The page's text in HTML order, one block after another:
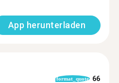
App herunterladen
format_quote 66